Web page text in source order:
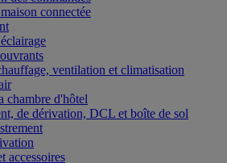
connectée
ventilation et climatisation
chambre d'hôtel
de dérivation, DCL et boîte de sol
accessoires